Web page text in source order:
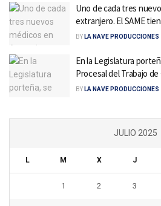
Uno de cada tres
extranjero. El SAME
BY LA NAVE PRODUCCIONES
En la Legislatura
Procesal del Trabajo de
BY LA NAVE PRODUCCIONES
JULIO 2025
L M X J
1 2 3